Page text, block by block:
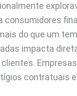
consumidores
do que um
impacta
contratuais